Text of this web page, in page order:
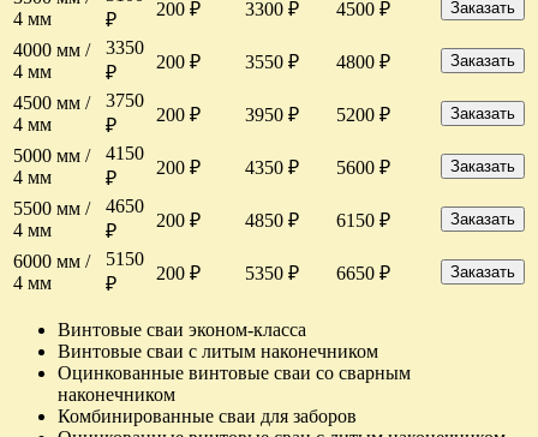
4 мм
₽
200 ₽ 3300 ₽ 4500 ₽ Заказать
4000 мм /
4 мм
3350
₽
200 ₽ 3550 ₽ 4800 ₽ Заказать
4500 мм /
4 мм
3750
₽
200 ₽ 3950 ₽ 5200 ₽ Заказать
5000 мм /
4 мм
4150
₽
200 ₽ 4350 ₽ 5600 ₽ Заказать
5500 мм /
4 мм
4650
₽
200 ₽ 4850 ₽ 6150 ₽ Заказать
6000 мм /
4 мм
5150
₽
200 ₽ 5350 ₽ 6650 ₽ Заказать
Винтовые сваи эконом-класса
Винтовые сваи с литым наконечником
Оцинкованные винтовые сваи со сварным
наконечником
Комбинированные сваи для заборов